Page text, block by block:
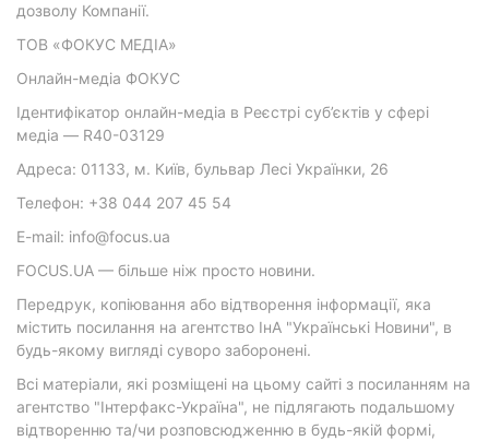
дозволу Компанії.
ТОВ «ФОКУС МЕДІА»
Онлайн-медіа ФОКУС
Ідентифікатор онлайн-медіа в Реєстрі суб’єктів у сфері
медіа — R40-03129
Адреса: 01133, м. Київ, бульвар Лесі Українки, 26
Телефон: +38 044 207 45 54
E-mail: info@focus.ua
FOCUS.UA — більше ніж просто новини.
Передрук, копіювання або відтворення інформації, яка
містить посилання на агентство ІнА "Українські Новини", в
будь-якому вигляді суворо заборонені.
Всі матеріали, які розміщені на цьому сайті з посиланням на
агентство "Інтерфакс-Україна", не підлягають подальшому
відтворенню та/чи розповсюдженню в будь-якій формі,